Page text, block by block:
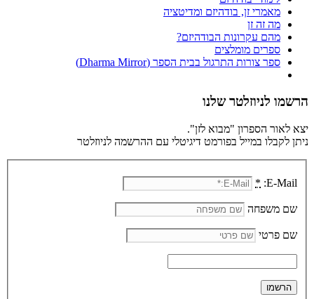
מאמרי זן, בודהיזם ומדיטציה
מה זה זן
מהם עקרונות הבודהיזם?
ספרים מומלצים
ספר צורות התרגול בבית הספר (Dharma Mirror)
הרשמו לניוזלטר שלנו
יצא לאור הספרון "מבוא לזן".
ניתן לקבלו במייל בפורמט דיגיטלי עם ההרשמה לניוזלטר
E-Mail:
*
שם משפחה
שם פרטי